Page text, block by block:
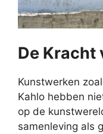
De Kracht
Kunstwerken
Kahlo hebben
op de
samenleving als